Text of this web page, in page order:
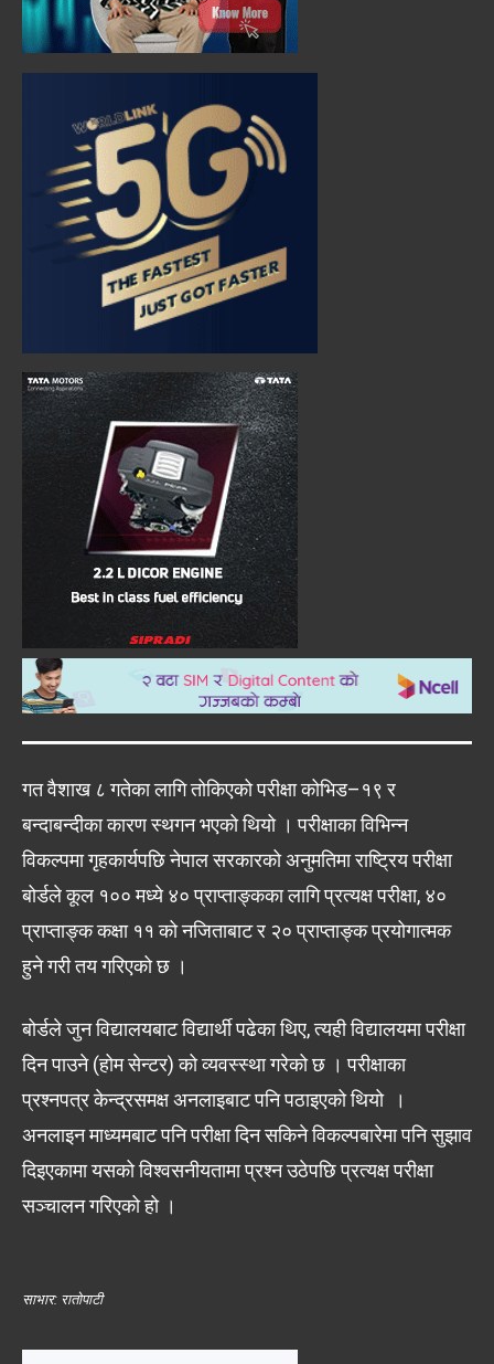
गत वैशाख ८ गतेका लागि तोकिएको परीक्षा कोभिड–१९ र
बन्दाबन्दीका कारण स्थगन भएको थियो । परीक्षाका विभिन्न
विकल्पमा गृहकार्यपछि नेपाल सरकारको अनुमतिमा राष्ट्रिय परीक्षा
बोर्डले कूल १०० मध्ये ४० प्राप्ताङ्कका लागि प्रत्यक्ष परीक्षा, ४०
प्राप्ताङ्क कक्षा ११ को नजिताबाट र २० प्राप्ताङ्क प्रयोगात्मक
हुने गरी तय गरिएको छ ।
बोर्डले जुन विद्यालयबाट विद्यार्थी पढेका थिए, त्यही विद्यालयमा परीक्षा
दिन पाउने (होम सेन्टर) को व्यवस्स्था गरेको छ । परीक्षाका
प्रश्नपत्र केन्द्रसमक्ष अनलाइबाट पनि पठाइएको थियो ।
अनलाइन माध्यमबाट पनि परीक्षा दिन सकिने विकल्पबारेमा पनि सुझाव
दिइएकामा यसको विश्वसनीयतामा प्रश्न उठेपछि प्रत्यक्ष परीक्षा
सञ्चालन गरिएको हो ।
साभार: रातोपाटी